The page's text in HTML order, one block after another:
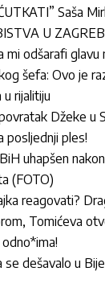
Saša
U
mi odšarafi glavu
šefa: Ovo je
rijalitiju
Džeke u
posljednji ples!
uhapšen
(FOTO)
reagovati?
Tomićeva
dešavalo u